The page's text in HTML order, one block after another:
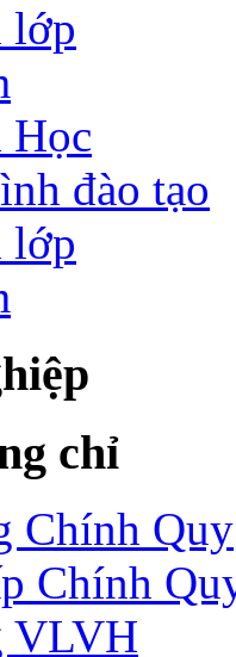
lớp
đào tạo
lớp
chỉ
Chính Quy
Chính
VLVH